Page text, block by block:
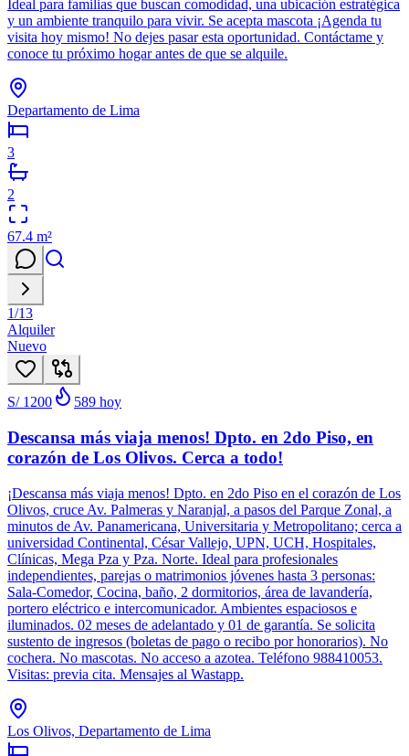
Ideal para familias que buscan comodidad, una ubicación estratégica
y un ambiente tranquilo para vivir. Se acepta mascota ¡Agenda tu
visita hoy mismo! No dejes pasar esta oportunidad. Contáctame y
conoce tu próximo hogar antes de que se alquile.
Departamento de Lima
3
2
67.4 m²
1/13
Alquiler
Nuevo
S/ 1200 589 hoy
Descansa más viaja menos! Dpto. en 2do Piso, en
corazón de Los Olivos. Cerca a todo!
¡Descansa más viaja menos! Dpto. en 2do Piso en el corazón de Los
Olivos, cruce Av. Palmeras y Naranjal, a pasos del Parque Zonal, a
minutos de Av. Panamericana, Universitaria y Metropolitano; cerca a
universidad Continental, César Vallejo, UPN, UCH, Hospitales,
Clínicas, Mega Pza y Pza. Norte. Ideal para profesionales
independientes, parejas o matrimonios jóvenes hasta 3 personas:
Sala-Comedor, Cocina, baño, 2 dormitorios, área de lavandería,
portero eléctrico e intercomunicador. Ambientes espaciosos e
iluminados. 02 meses de adelantado y 01 de garantía. Se solicita
sustento de ingresos (boletas de pago o recibo por honorarios). No
cochera. No mascotas. No acceso a azotea. Teléfono 988410053.
Visitas: previa cita. Mensajes al Wastapp.
Los Olivos, Departamento de Lima